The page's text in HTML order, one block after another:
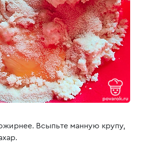
Всыпьте манную крупу,